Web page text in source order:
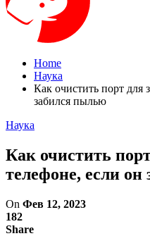
Home
Наука
Как очистить порт для
забился пылью
Наука
Как очистить
телефоне, если
On Фев 12, 2023
182
Share